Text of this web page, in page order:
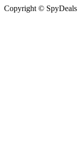
Copyright © SpyDeals